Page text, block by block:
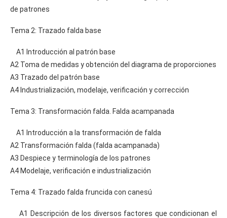
de patrones
Tema 2: Trazado falda base
A1 Introducción al patrón base
A2 Toma de medidas y obtención del diagrama de proporciones
A3 Trazado del patrón base
A4 Industrialización, modelaje, verificación y corrección
Tema 3: Transformación falda. Falda acampanada
A1 Introducción a la transformación de falda
A2 Transformación falda (falda acampanada)
A3 Despiece y terminología de los patrones
A4 Modelaje, verificación e industrialización
Tema 4: Trazado falda fruncida con canesú
A1 Descripción de los diversos factores que condicionan el